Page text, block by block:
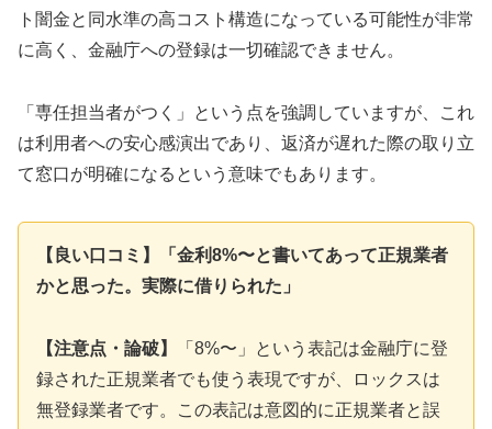
ト闇金と同水準の高コスト構造になっている可能性が非常
に高く、金融庁への登録は一切確認できません。
「専任担当者がつく」という点を強調していますが、これ
は利用者への安心感演出であり、返済が遅れた際の取り立
て窓口が明確になるという意味でもあります。
【良い口コミ】「金利8%〜と書いてあって正規業者
かと思った。実際に借りられた」
【注意点・論破】
「8%〜」という表記は金融庁に登
録された正規業者でも使う表現ですが、ロックスは
無登録業者です。この表記は意図的に正規業者と誤